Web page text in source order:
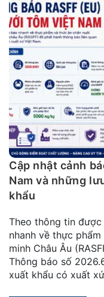
Cập nhật cảnh
Nam và những
khẩu
Theo thông tin
nhanh về thực
minh Châu Âu
Thông báo số
xuất khẩu có xuất